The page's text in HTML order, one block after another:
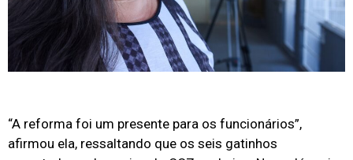
“A reforma foi um presente para os funcionários”,
afirmou ela, ressaltando que os seis gatinhos